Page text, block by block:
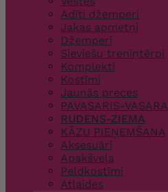
Adīti džemperi
Jakas apmetņi
Džemperi
Sieviešu treniņtērpi
Komplekti
Kostīmi
Jaunās preces
PAVASARIS-VASARA
RUDENS-ZIEMA
KĀZU PIEŅEMŠANA
Aksesuāri
Apakšveļa
Peldkostīmi
Atlaides